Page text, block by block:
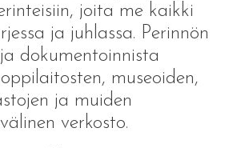
joita me kaikki
ja juhlassa. Perinnön
dokumentoinnista
museoiden,
ja muiden
verkosto.